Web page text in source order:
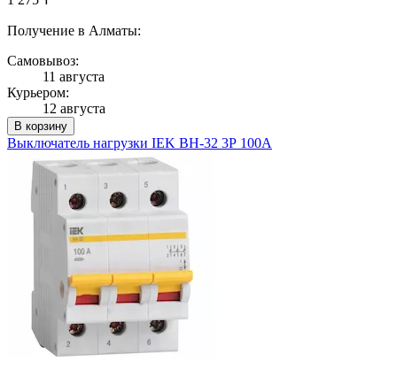
Получение в Алматы:
Самовывоз:
11 августа
Курьером:
12 августа
В корзину
Выключатель нагрузки IEK ВН-32 3Р 100А